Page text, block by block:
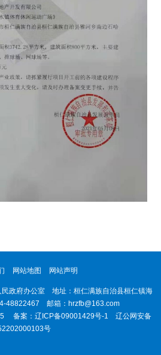
网站地图 网站声明
民政府办公室 地址：桓仁满族自治县桓仁镇海
48822467 邮箱：hrzfb@163.com
备案： 辽ICP备09001429号-1
辽公网安备
号